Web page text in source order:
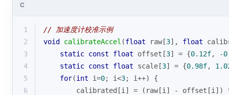
C
1
// 加速度计校准示例
2
void calibrateAccel (float raw[3], float
3
static const float offset[3] = {0.12f,
-
4
static const float scale[3] = {0.98f,
5
for(int i=0; i<3; i++) {
6
calibrated[i] = (raw[i] - offset[i])